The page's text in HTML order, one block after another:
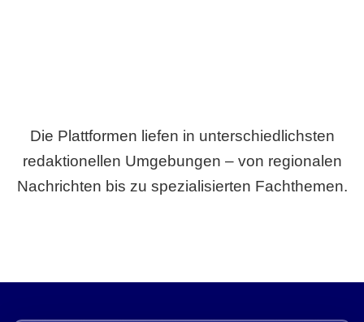
Die Plattformen liefen in unterschiedlichsten
redaktionellen Umgebungen – von regionalen
Nachrichten bis zu spezialisierten Fachthemen.